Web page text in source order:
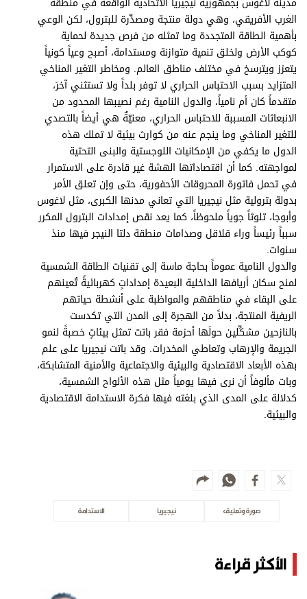
عدد اليوم
مواقيت الصلاة
الأحوال الجوية
الغرب الأفريقي، وهي دولة منتجة ومصدِّرة للبترول، لكن الوعي
بأهمية الطاقة المتجددة وما تمثله من فرص جديدة لحماية
كوكب الأرض ولخلق تنمية متوازنة ومستدامة، أصبح وعياً كونياً
يتعزز ويترسخ في مختلف مناطق العالم. ومخاطر التغير المناخي
المتزايد بسبب الاحتباس الحراري لا توفر بلداً ولا تستثني آخرَ،
متقدماً كان أم نامياً، والدول النامية رغم نصيبها المحدود من
الانبعاثات المسببة للاحتباس الحراري، معنيّةٌ هي أيضاً بالتصدي
للتغير المناخي وما ينجم عنه من كوارث بيئية لا تملك هذه
الدول ما يكفي من الإمكانيات اللوجستية والبنى التحتية
لمواجهته. كما أن اقتصاداتها الهشة غير قادرة على الاستمرار
في تحمل فاتورة المحروقات الأحفورية، حتى وإن تعلق الأمر
بدولة بترولية مثل نيجيريا التي تعاني مدنها الكبرى، مثل لاغوس
وأبوجا، تلوثاً جوياً ملحوظاً، كما يعد نقص إمدادات البترول المكرر
سبباً رئيساً وراء قلاقل وصدامات منطقة دلتا النيجر فيها منذ
سنوات.
والدول النامية عموماً بحاجة ماسة إلى تقنيات الطاقة الشمسية
لمنح سكان أريافها الداخلية البعيدة إمداداتٍ كهربائيةً تُعينهم
على البقاء في مناطقهم والمواظبة على أنشطة حياتهم
الريفية المنتجة، بدلاً من الهجرة إلى المدن التي تكدست
بالنازحين مشكِّلين حولَها أحزمة فقر باتت تمثل بيئاتٍ خصبةً لنمو
الجريمة والإرهاب وتعاطي المخدرات. وقد باتت نيجيريا على علم
بهذه الأبعاد الاقتصادية والبيئية والاجتماعية والأمنية المتشابكة،
وبات مألوفاً أن نرى فيها يومياً مثل هذه الألواح الشمسية،
كدلالة على المدى الذي بلغته فيها فكرة الاستدامة الاقتصادية
والبيئية.
صورة وتعليق نيجيريا الاستدامة
الأكثر قراءة